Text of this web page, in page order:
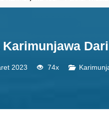
2023 74x